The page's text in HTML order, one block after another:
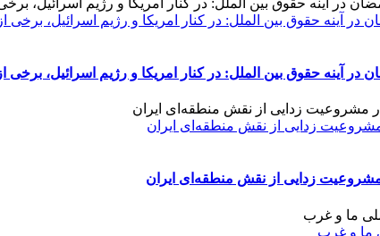
آینه حقوق بین الملل: در کنار امریکا و رژیم اسرائیل،
آینه حقوق بین الملل: در کنار امریکا و رژیم اسرائیل،
زدایی از نقش منطقه‌ای ایران
زدایی از نقش منطقه‌ای ایران
ما و غرب